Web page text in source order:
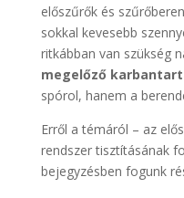
előszűrők és
sokkal kevesebb
ritkábban van szükség
megelőző
spórol, hanem a
Erről a témáról – az
rendszer tisztításának
bejegyzésben fogunk